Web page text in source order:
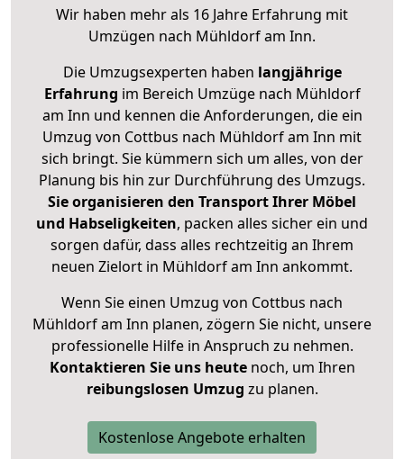
Wir haben mehr als 16 Jahre Erfahrung mit
Umzügen nach Mühldorf am Inn.
Die Umzugsexperten haben langjährige
Erfahrung im Bereich Umzüge nach Mühldorf
am Inn und kennen die Anforderungen, die ein
Umzug von Cottbus nach Mühldorf am Inn mit
sich bringt. Sie kümmern sich um alles, von der
Planung bis hin zur Durchführung des Umzugs.
Sie organisieren den Transport Ihrer Möbel
und Habseligkeiten, packen alles sicher ein und
sorgen dafür, dass alles rechtzeitig an Ihrem
neuen Zielort in Mühldorf am Inn ankommt.
Wenn Sie einen Umzug von Cottbus nach
Mühldorf am Inn planen, zögern Sie nicht, unsere
professionelle Hilfe in Anspruch zu nehmen.
Kontaktieren Sie uns heutenoch, um Ihren
reibungslosen Umzug zu planen.
Kostenlose Angebote erhalten